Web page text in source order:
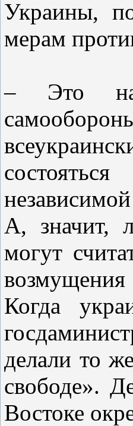
Украины,
мерам
– Это
А, значит,
могут
Когда
делали то
свободе».
Востоке